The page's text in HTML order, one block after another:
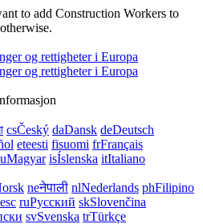
to add Construction Workers to
csČeský daDansk deDeutsch
eteesti fisuomi frFrançais
Magyar isÍslenska itItaliano
neनेपाली nlNederlands phFilipino
ruРусский skSlovenčina
svSvenska trTürkçe